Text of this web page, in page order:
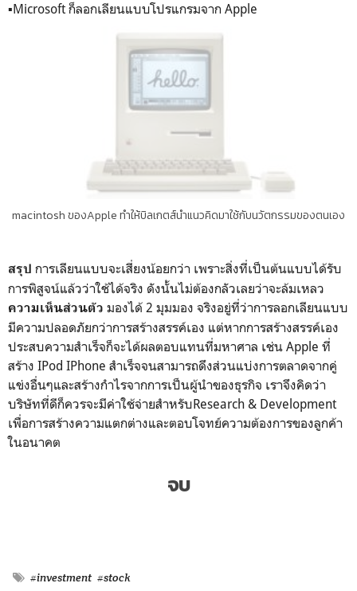
▪️Microsoft ก็ลอกเลียนแบบโปรแกรมจาก Apple
macintosh ของApple ทำให้บิลเกตส์นำแนวคิดมาใช้กับนวัตกรรมของตนเอง
สรุป การเลียนแบบจะเสี่ยงน้อยกว่า เพราะสิ่งที่เป็นต้นแบบได้รับ
การพิสูจน์แล้วว่าใช้ได้จริง ดังนั้นไม่ต้องกลัวเลยว่าจะล้มเหลว
ความเห็นส่วนตัว มองได้ 2 มุมมอง จริงอยู่ที่ว่าการลอกเลียนแบบ
มีความปลอดภัยกว่าการสร้างสรรค์เอง แต่หากการสร้างสรรค์เอง
ประสบความสำเร็จก็จะได้ผลตอบแทนที่มหาศาล เช่น Apple ที่
สร้าง IPod IPhone สำเร็จจนสามารถดึงส่วนแบ่งการตลาดจากคู่
แข่งอื่นๆและสร้างกำไรจากการเป็นผู้นำของธุรกิจ เราจึงคิดว่า
บริษัทที่ดีก็ควรจะมีค่าใช้จ่ายสำหรับResearch & Development
เพื่อการสร้างความแตกต่างและตอบโจทย์ความต้องการของลูกค้า
ในอนาคต
จบ
#investment #stock